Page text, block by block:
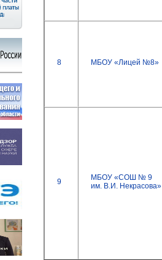
8 МБОУ «Лицей №8»
9
МБОУ «СОШ № 9
им. В.И. Некрасова»